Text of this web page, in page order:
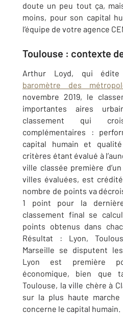
doute un peu tout ça,
moins, pour son capital
l’équipe de votre agence
Toulouse : contexte
Arthur Loyd, qui édite
baromètre des
novembre 2019, le
importantes aires
classement qui
complémentaires :
capital humain et
critères étant évalué à
ville classée première
villes évaluées, est
nombre de points va
1 point pour la
classement final se
points obtenus dans
Résultat : Lyon,
Marseille se disputent
Lyon est première
économique, bien que
Toulouse, la ville chère à
sur la plus haute
concerne le capital humain.